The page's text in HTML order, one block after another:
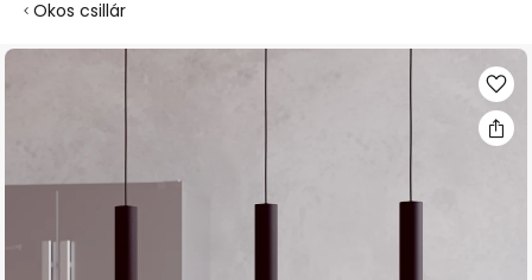
Okos csillár
Ugrás